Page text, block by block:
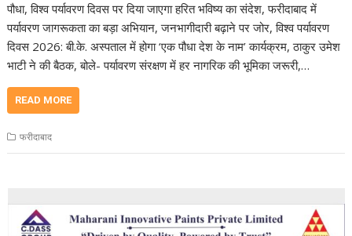
पौधा, विश्व पर्यावरण दिवस पर दिया जाएगा हरित भविष्य का संदेश, फरीदाबाद में
पर्यावरण जागरूकता का बड़ा अभियान, जनभागीदारी बढ़ाने पर जोर, विश्व पर्यावरण
दिवस 2026: बी.के. अस्पताल में होगा ‘एक पौधा देश के नाम’ कार्यक्रम, ठाकुर उमेश
भाटी ने की बैठक, बोले- पर्यावरण संरक्षण में हर नागरिक की भूमिका जरूरी,…
READ MORE
फरीदाबाद